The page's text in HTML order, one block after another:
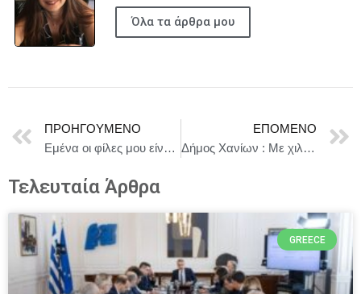
Όλα τα άρθρα μου
ΠΡΟΗΓΟΎΜΕΝΟ
Εμένα οι φίλες μου είναι μαύρα πουλιά που κάνουν κούνια στις ταράτσες μιας ετοιμόρροπης κοινωνίας… Γράφει η δημοσιογράφος Μαργαρίτα Ικαρίου
ΕΠΌΜΕΝΟ
Δήμος Χανίων : Με χιλιάδες επισκέπτες & έντονο γαστρονομικό αποτύπωμα ολοκληρώθηκε το 4ο Φεστιβάλ Εναλλακτικού Τουρισμού και Εμπειριών του Δήμου
Τελευταία Άρθρα
GREECE